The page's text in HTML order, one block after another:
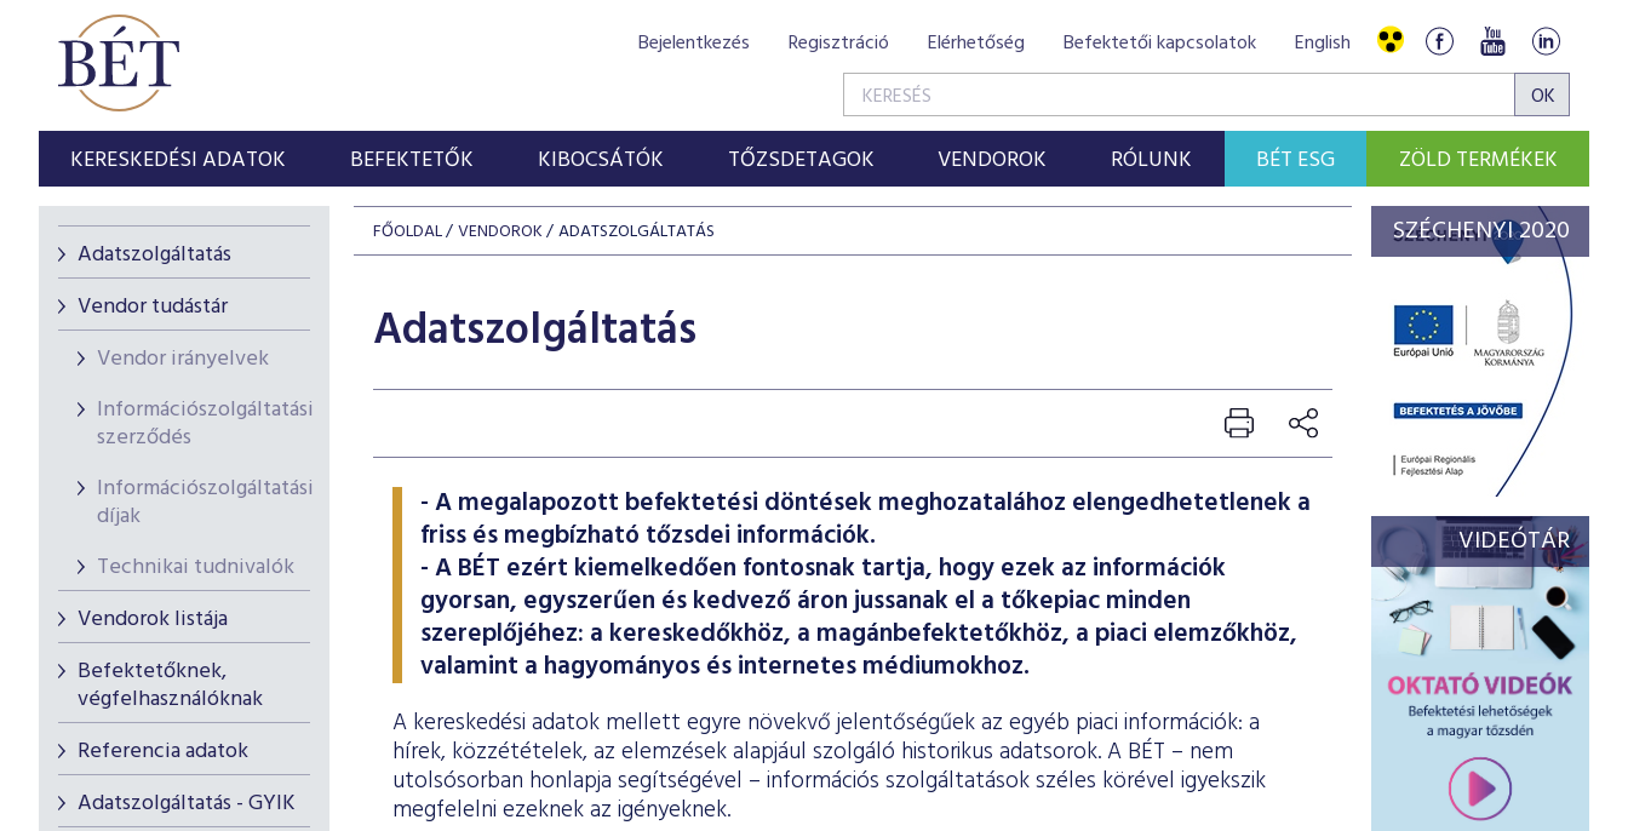
Bejelentkezés Regisztráció Elérhetőség Befektetői kapcsolatok English
KERESKEDÉSI ADATOK BEFEKTETŐK KIBOCSÁTÓK TŐZSDETAGOK VENDOROK RÓLUNK BÉT ESG ZÖLD TERMÉKEK
Adatszolgáltatás
Vendor tudástár
Vendor irányelvek
Információszolgáltatási
szerződés
Információszolgáltatási
díjak
Technikai tudnivalók
Vendorok listája
Befektetőknek,
végfelhasználóknak
Referencia adatok
Adatszolgáltatás - GYIK
FŐOLDAL VENDOROK ADATSZOLGÁLTATÁS
Adatszolgáltatás
- A megalapozott befektetési döntések meghozatalához elengedhetetlenek a
friss és megbízható tőzsdei információk.
- A BÉT ezért kiemelkedően fontosnak tartja, hogy ezek az információk
gyorsan, egyszerűen és kedvező áron jussanak el a tőkepiac minden
szereplőjéhez: a kereskedőkhöz, a magánbefektetőkhöz, a piaci elemzőkhöz,
valamint a hagyományos és internetes médiumokhoz.
A kereskedési adatok mellett egyre növekvő jelentőségűek az egyéb piaci információk: a
hírek, közzétételek, az elemzések alapjául szolgáló historikus adatsorok. A BÉT – nem
utolsósorban honlapja segítségével – információs szolgáltatások széles körével igyekszik
megfelelni ezeknek az igényeknek.
SZÉCHENYI 2020
VIDEÓTÁR